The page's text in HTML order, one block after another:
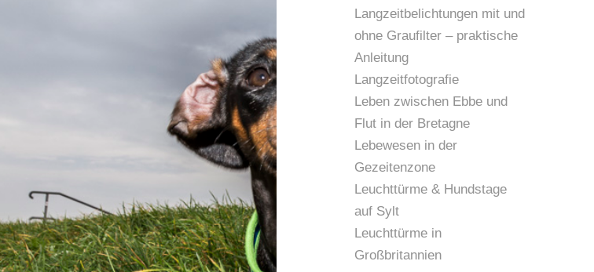
Langzeitbelichtungen mit und
ohne Graufilter – praktische
Anleitung
Langzeitfotografie
Leben zwischen Ebbe und
Flut in der Bretagne
Lebewesen in der
Gezeitenzone
Leuchttürme & Hundstage
auf Sylt
Leuchttürme in
Großbritannien